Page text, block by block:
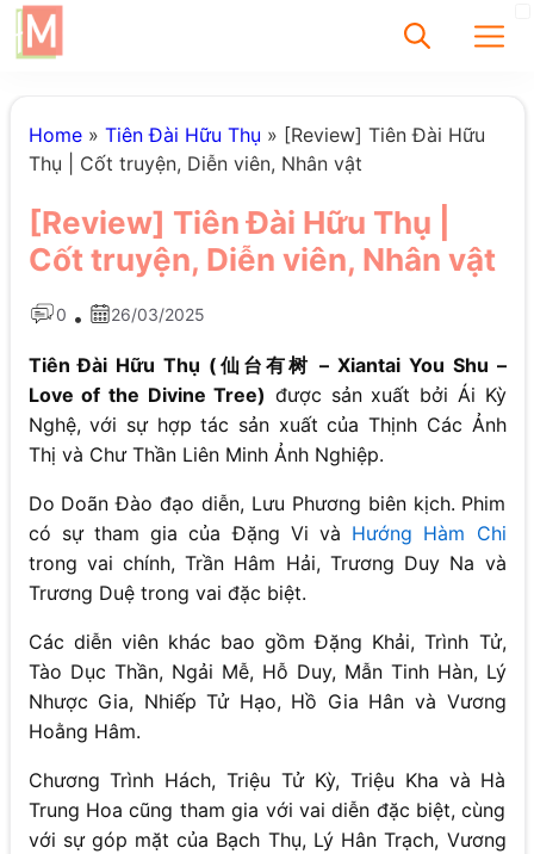
Chưa có bài viết
được tìm thấy
Home» Tiên Đài Hữu Thụ » [Review] Tiên Đài Hữu
Thụ | Cốt truyện, Diễn viên, Nhân vật
[Review] Tiên Đài Hữu Thụ |
Cốt truyện, Diễn viên, Nhân vật
0 • 26/03/2025
Tiên Đài Hữu Thụ (仙台有树 – Xiantai You Shu –
Love of the Divine Tree) được sản xuất bởi Ái Kỳ
Nghệ, với sự hợp tác sản xuất của Thịnh Các Ảnh
Thị và Chư Thần Liên Minh Ảnh Nghiệp.
Do Doãn Đào đạo diễn, Lưu Phương biên kịch. Phim
có sự tham gia của Đặng Vi và Hướng Hàm Chi
trong vai chính, Trần Hâm Hải, Trương Duy Na và
Trương Duệ trong vai đặc biệt.
Các diễn viên khác bao gồm Đặng Khải, Trình Tử,
Tào Dục Thần, Ngải Mễ, Hỗ Duy, Mẫn Tinh Hàn, Lý
Nhược Gia, Nhiếp Tử Hạo, Hồ Gia Hân và Vương
Hoằng Hâm.
Chương Trình Hách, Triệu Tử Kỳ, Triệu Kha và Hà
Trung Hoa cũng tham gia với vai diễn đặc biệt, cùng
với sự góp mặt của Bạch Thụ, Lý Hân Trạch, Vương